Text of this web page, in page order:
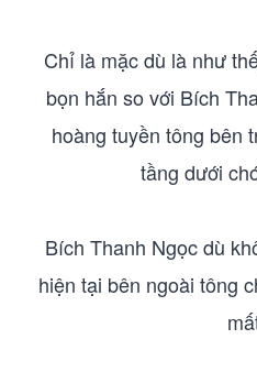
Chỉ là mặc dù là như
bọn hắn so với Bích
hoàng tuyền tông bên
tầng dưới
Bích Thanh Ngọc dù
hiện tại bên ngoài tông